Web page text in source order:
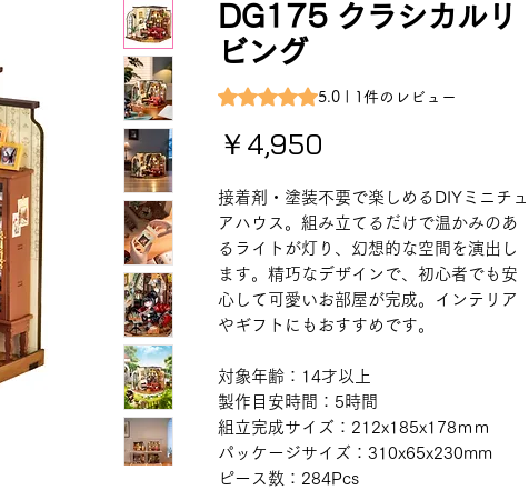
DG175 クラシカルリ
ビング
評価は1件のレビューに基づき、5つ星
5.0 | 1件のレビュー
￥4,950
接着剤・塗装不要で楽しめるDIYミニチュ
アハウス。組み立てるだけで温かみのあ
るライトが灯り、幻想的な空間を演出し
ます。精巧なデザインで、初心者でも安
心して可愛いお部屋が完成。インテリア
やギフトにもおすすめです。
対象年齢：14才以上
製作目安時間：5時間
組立完成サイズ：212x185x178ｍｍ
パッケージサイズ：310x65x230mm
ピース数：284Pcs